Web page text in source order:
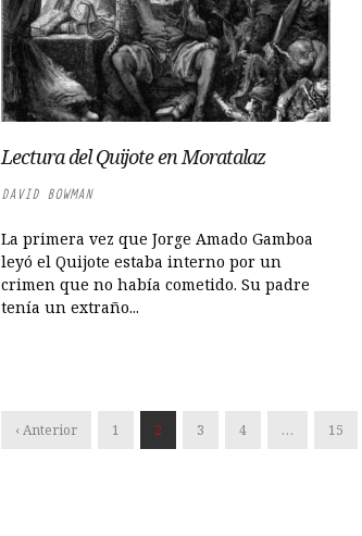
Lectura del Quijote en Moratalaz
DAVID BOWMAN
La primera vez que Jorge Amado Gamboa
leyó el Quijote estaba interno por un
crimen que no había cometido. Su padre
tenía un extraño...
‹ Anterior 1 2 3 4 … 15